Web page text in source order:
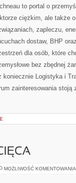
to portal o
ciężkim, ale także
zapleczu,
dostaw, BHP
dla osób, które
bez zbędnej
Logistyka i
zainteresowania stoją
MOŻLIWOŚĆ KOMENTOWANIA